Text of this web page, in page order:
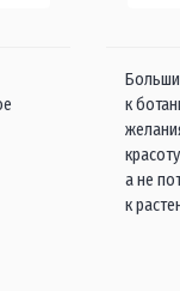
к
а не
к